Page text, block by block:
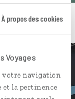
À propos des cookies
Voyages
votre navigation
et la pertinence